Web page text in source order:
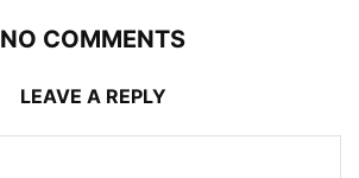
NO COMMENTS
LEAVE A REPLY